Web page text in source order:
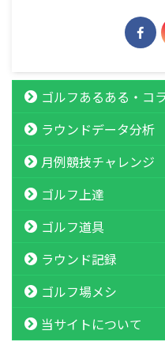
ゴルフあるある・コ
ラウンドデータ分析
月例競技チャレンジ
ゴルフ上達
ゴルフ道具
ラウンド記録
ゴルフ場メシ
当サイトについて